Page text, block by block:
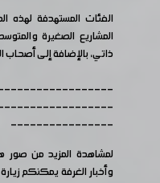
الفئات المستهدفة لهذه
المشاريع الصغيرة
ذاتي، بالإضافة إلى أصحاب
----------------
لمشاهدة المزيد من صور
وأخبار الغرفة يمكنكم